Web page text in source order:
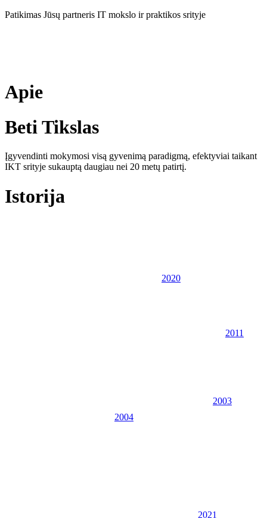
Eiti
Patikimas Jūsų partneris IT mokslo ir praktikos srityje
Apie
Beti Tikslas
Įgyvendinti mokymosi visą gyvenimą paradigmą, efektyviai taikant
IKT srityje sukauptą daugiau nei 20 metų patirtį.
Istorija
2003
2004
2011
2020
2021